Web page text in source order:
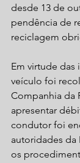
desde 13 de
pendência de
reciclagem
Em virtude das
veículo foi
Companhia da
apresentar
condutor foi
autoridades da
os